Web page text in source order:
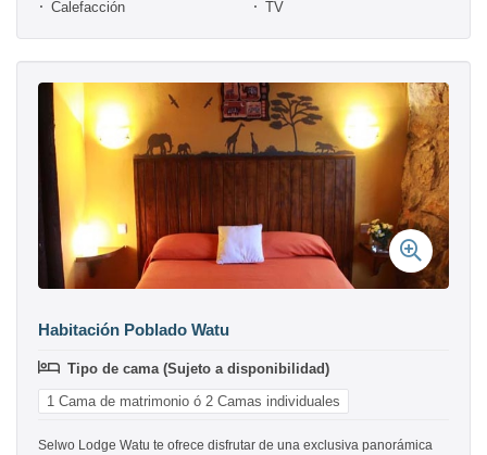
Calefacción
TV
Habitación Poblado Watu
Tipo de cama (Sujeto a disponibilidad)
1 Cama de matrimonio ó 2 Camas individuales
Selwo Lodge Watu te ofrece disfrutar de una exclusiva panorámica